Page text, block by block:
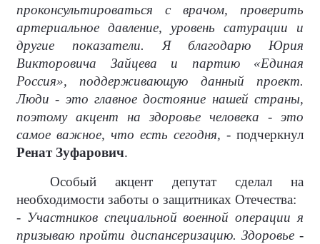
проконсультироваться с врачом, проверить
артериальное давление, уровень сатурации и
другие показатели. Я благодарю Юрия
Викторовича Зайцева и партию «Единая
Россия», поддерживающую данный проект.
Люди - это главное достояние нашей страны,
поэтому акцент на здоровье человека - это
самое важное, что есть сегодня, - подчеркнул
Ренат Зуфарович.
Особый акцент депутат сделал на
необходимости заботы о защитниках Отечества:
- Участников специальной военной операции я
призываю пройти диспансеризацию. Здоровье -